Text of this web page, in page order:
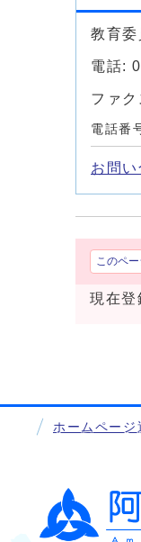
教育委
電話:
ファ
電話番
お問い
このペ
現在登
ホームページ